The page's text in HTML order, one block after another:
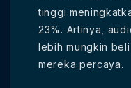
tinggi
23%. Artinya,
lebih mungkin
mereka percaya.